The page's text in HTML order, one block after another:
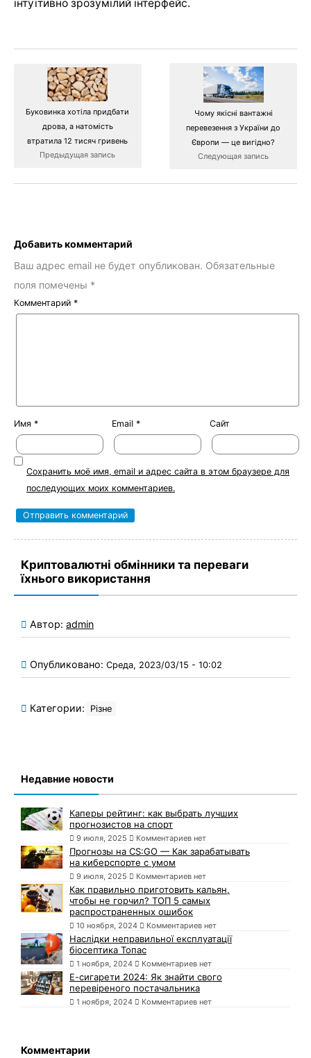
інтуїтивно зрозумілий інтерфейс.
Буковинка хотіла придбати
дрова, а натомість
втратила 12 тисяч гривень
Предыдущая запись
Чому якісні вантажні
перевезення з України до
Європи — це вигідно?
Следующая запись
Добавить комментарий
Ваш адрес email не будет опубликован. Обязательные
поля помечены *
Комментарий *
Имя * Email * Сайт
Сохранить моё имя, email и адрес сайта в этом браузере для
последующих моих комментариев.
Криптовалютні обмінники та переваги
їхнього використання
Автор: admin
Опубликовано: Среда, 2023/03/15 - 10:02
Категории: Різне
Недавние новости
Каперы рейтинг: как выбрать лучших
прогнозистов на спорт
9 июля, 2025 Комментариев нет
Прогнозы на CS:GO — Как зарабатывать
на киберспорте с умом
9 июля, 2025 Комментариев нет
Как правильно приготовить кальян,
чтобы не горчил? ТОП 5 самых
распространенных ошибок
10 ноября, 2024 Комментариев нет
Наслідки неправильної експлуатації
біосептика Топас
1 ноября, 2024 Комментариев нет
Е-сигарети 2024: Як знайти свого
перевіреного постачальника
1 ноября, 2024 Комментариев нет
Комментарии